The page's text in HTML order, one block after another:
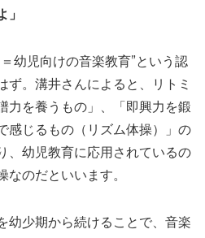
幼児向けの音楽教育”という認
ず。溝井さんによると、リトミ
力を養うもの」、「即興力を鍛
感じるもの（リズム体操）」の
、幼児教育に応用されているの
のだといいます。
幼少期から続けることで、音楽